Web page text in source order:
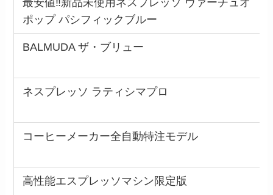
ポップ パシフィックブルー
BALMUDA ザ・ブリュー
ネスプレッソ ラティシマプロ
コーヒーメーカー全自動特注モデル
高性能エスプレッソマシン限定版